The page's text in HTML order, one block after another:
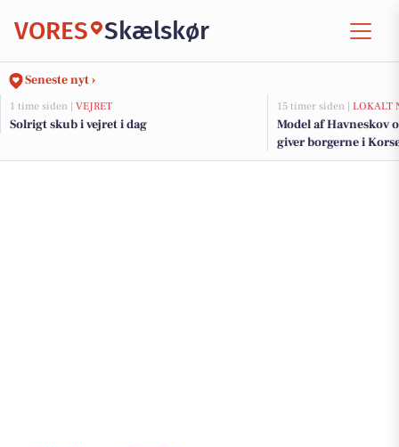
VORES Skælskør
Seneste nyt ›
1 time siden | VEJRET
Solrigt skub i vejret i dag
15 timer siden | LOKALT
Model af Havneskov
giver borgerne i
kommende projekt